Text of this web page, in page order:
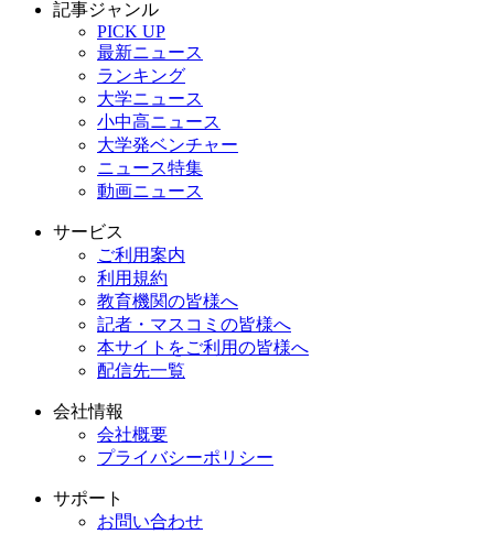
記事ジャンル
PICK UP
最新ニュース
ランキング
大学ニュース
小中高ニュース
大学発ベンチャー
ニュース特集
動画ニュース
サービス
ご利用案内
利用規約
教育機関の皆様へ
記者・マスコミの皆様へ
本サイトをご利用の皆様へ
配信先一覧
会社情報
会社概要
プライバシーポリシー
サポート
お問い合わせ